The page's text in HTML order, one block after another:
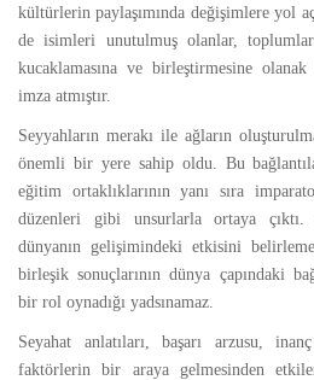
kültürlerin paylaşımında değişimlere yol
de isimleri unutulmuş olanlar,
kucaklamasına ve birleştirmesine
imza atmıştır.
Seyyahların merakı ile ağların
önemli bir yere sahip oldu. Bu
eğitim ortaklıklarının yanı sıra
düzenleri gibi unsurlarla ortaya çıktı.
dünyanın gelişimindeki etkisini
birleşik sonuçlarının dünya çapındaki
bir rol oynadığı yadsınamaz.
Seyahat anlatıları, başarı arzusu,
faktörlerin bir araya gelmesinden